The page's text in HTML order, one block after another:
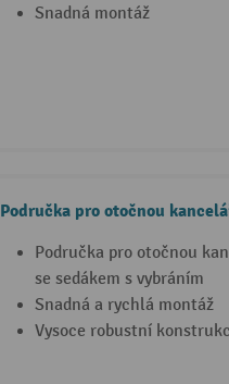
Snadná montáž
Područka pro otočnou
Područka pro otočnou
se sedákem s vybráním
Snadná a rychlá montáž
Vysoce robustní